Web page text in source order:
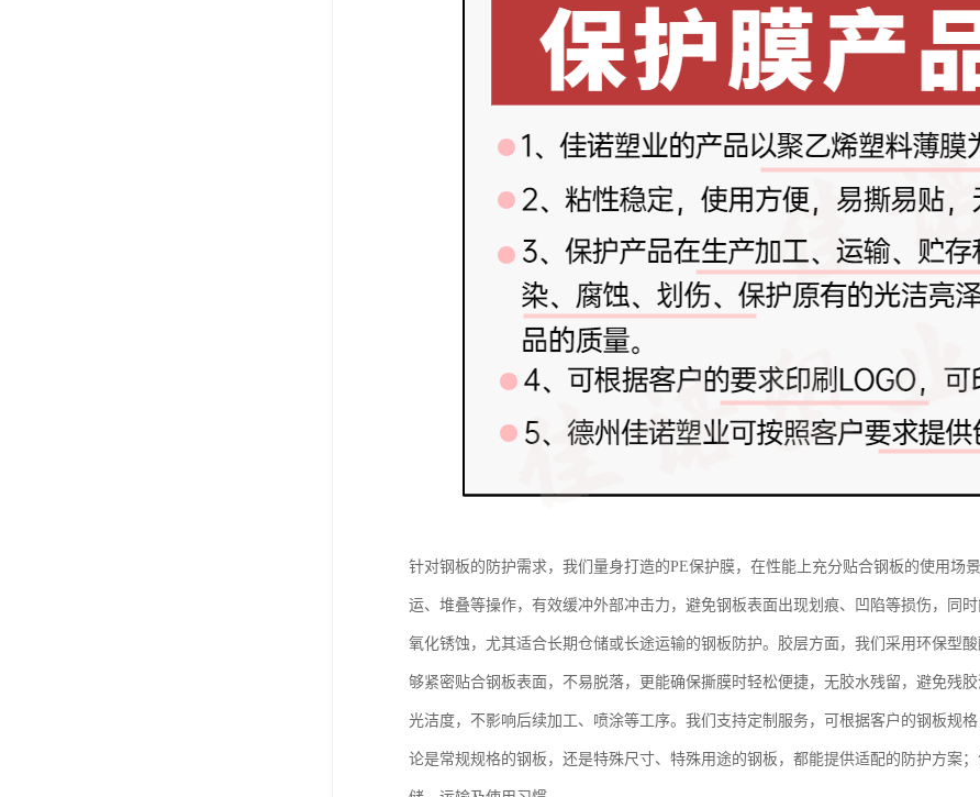
针对钢板的防护需求，我们量身打造的PE保护膜，在性能上充分贴合钢板的使用场
运、堆叠等操作，有效缓冲外部冲击力，避免钢板表面出现划痕、凹陷等损伤，同
氧化锈蚀，尤其适合长期仓储或长途运输的钢板防护。胶层方面，我们采用环保型
够紧密贴合钢板表面，不易脱落，更能确保撕膜时轻松便捷，无胶水残留，避免残
光洁度，不影响后续加工、喷涂等工序。我们支持定制服务，可根据客户的钢板规
论是常规规格的钢板，还是特殊尺寸、特殊用途的钢板，都能提供适配的防护方案